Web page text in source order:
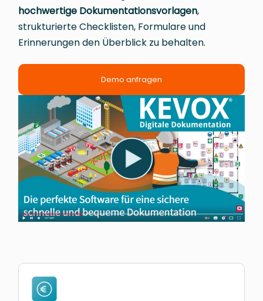
hochwertige Dokumentationsvorlagen,
strukturierte Checklisten, Formulare und
Erinnerungen den Überblick zu behalten.
Demo anfragen